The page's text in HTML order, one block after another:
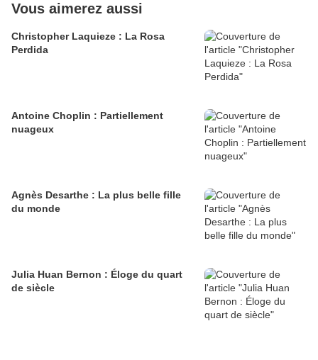
Vous aimerez aussi
Christopher Laquieze : La Rosa
Perdida
Antoine Choplin : Partiellement
nuageux
Agnès Desarthe : La plus belle fille
du monde
Julia Huan Bernon : Éloge du quart
de siècle